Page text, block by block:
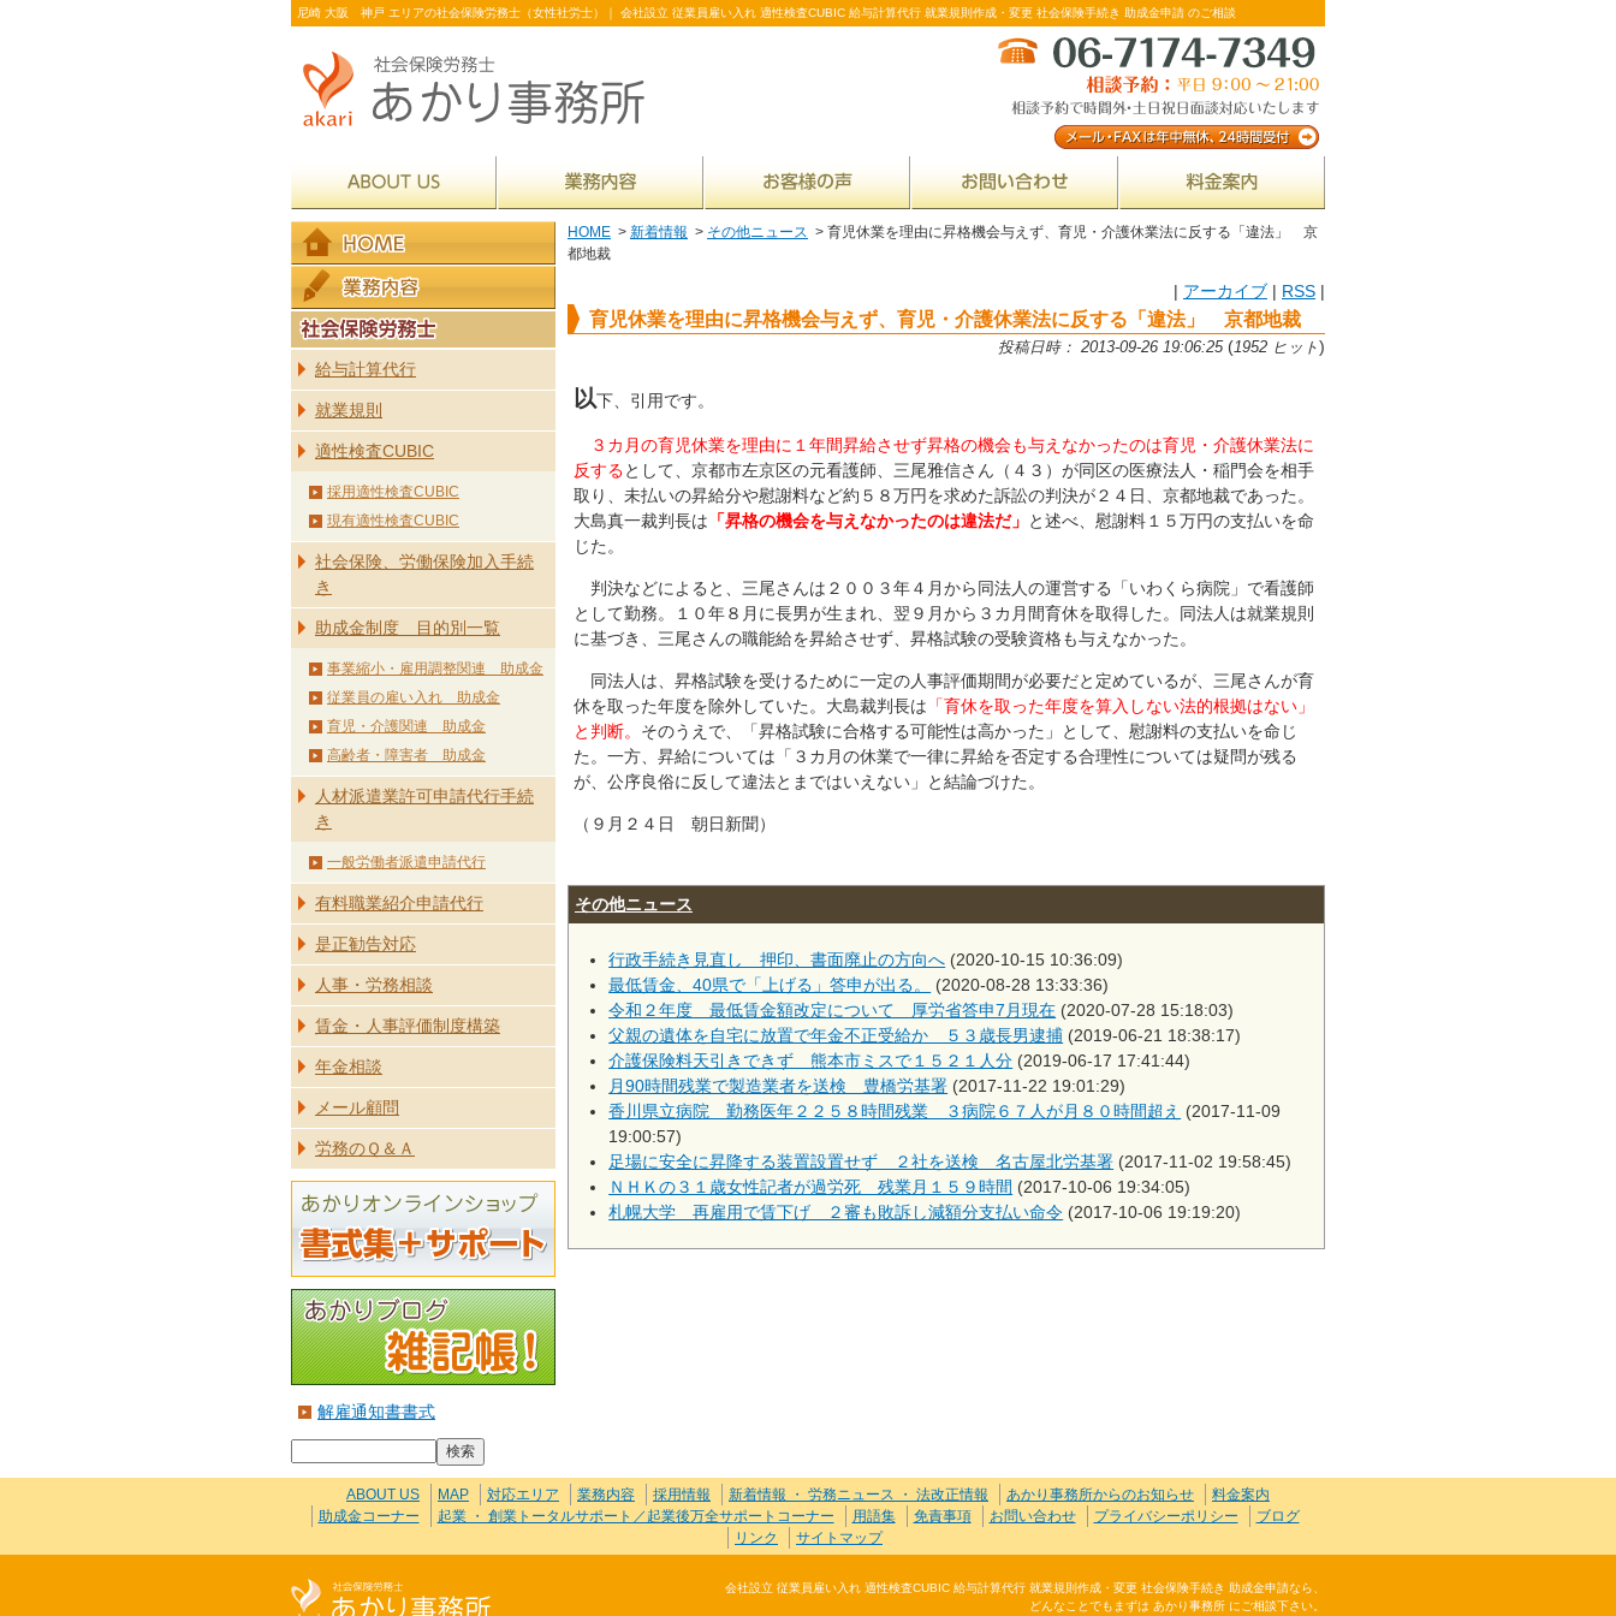
尼崎 大阪 神戸 エリアの社会保険労務士（女性社労士）｜ 会社設立 従業員雇い入れ 適性検査CUBIC 給与計算代行 就業規則作成・変更 社会保険手続き 助成金申請 のご相談
HOME > 新着情報 > その他ニュース > 育児休業を理由に昇格機会与えず、育児・介護休業法に反する「違法」 京
都地裁
| アーカイブ | RSS |
育児休業を理由に昇格機会与えず、育児・介護休業法に反する「違法」 京都地裁
投稿日時： 2013-09-26 19:06:25(1952 ヒット)
以下、引用です。
３カ月の育児休業を理由に１年間昇給させず昇格の機会も与えなかったのは育児・介護休業法に
反するとして、京都市左京区の元看護師、三尾雅信さん（４３）が同区の医療法人・稲門会を相手
取り、未払いの昇給分や慰謝料など約５８万円を求めた訴訟の判決が２４日、京都地裁であった。
大島真一裁判長は 「昇格の機会を与えなかったのは違法だ」 と述べ、慰謝料１５万円の支払いを命
じた。
判決などによると、三尾さんは２００３年４月から同法人の運営する「いわくら病院」で看護師
として勤務。１０年８月に長男が生まれ、翌９月から３カ月間育休を取得した。同法人は就業規則
に基づき、三尾さんの職能給を昇給させず、昇格試験の受験資格も与えなかった。
同法人は、昇格試験を受けるために一定の人事評価期間が必要だと定めているが、三尾さんが育
休を取った年度を除外していた。大島裁判長は 「育休を取った年度を算入しない法的根拠はない」
と判断。 そのうえで、「昇格試験に合格する可能性は高かった」として、慰謝料の支払いを命じ
た。一方、昇給については「３カ月の休業で一律に昇給を否定する合理性については疑問が残る
が、公序良俗に反して違法とまではいえない」と結論づけた。
（９月２４日 朝日新聞）
その他ニュース
行政手続き見直し 押印、書面廃止の方向へ (2020-10-15 10:36:09)
最低賃金、40県で「上げる」答申が出る。
(2020-08-28 13:33:36)
令和２年度 最低賃金額改定について 厚労省答申7月現在 (2020-07-28 15:18:03)
父親の遺体を自宅に放置で年金不正受給か ５３歳長男逮捕 (2019-06-21 18:38:17)
介護保険料天引きできず 熊本市ミスで１５２１人分 (2019-06-17 17:41:44)
月90時間残業で製造業者を送検 豊橋労基署 (2017-11-22 19:01:29)
香川県立病院 勤務医年２２５８時間残業 ３病院６７人が月８０時間超え (2017-11-09
19:00:57)
足場に安全に昇降する装置設置せず ２社を送検 名古屋北労基署 (2017-11-02 19:58:45)
ＮＨＫの３１歳女性記者が過労死 残業月１５９時間 (2017-10-06 19:34:05)
札幌大学 再雇用で賃下げ ２審も敗訴し減額分支払い命令 (2017-10-06 19:19:20)
給与計算代行
就業規則
適性検査CUBIC
採用適性検査CUBIC
現有適性検査CUBIC
社会保険、労働保険加入手続
き
助成金制度 目的別一覧
事業縮小・雇用調整関連 助成金
従業員の雇い入れ 助成金
育児・介護関連 助成金
高齢者・障害者 助成金
人材派遣業許可申請代行手続
き
一般労働者派遣申請代行
有料職業紹介申請代行
是正勧告対応
人事・労務相談
賃金・人事評価制度構築
年金相談
メール顧問
労務のＱ＆Ａ
解雇通知書書式
ABOUT US MAP 対応エリア 業務内容 採用情報 新着情報 ・ 労務ニュース ・ 法改正情報 あかり事務所からのお知らせ
料金案内
助成金コーナー
起業 ・ 創業トータルサポート／起業後万全サポートコーナー 用語集 免責事項 お問い合わせ プライバシーポリシー
ブログ
リンク
サイトマップ
会社設立 従業員雇い入れ 適性検査CUBIC 給与計算代行 就業規則作成・変更 社会保険手続き 助成金申請なら、
どんなことでもまずは あかり事務所 にご相談下さい。